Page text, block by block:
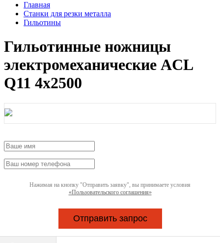
Главная
Станки для резки металла
Гильотины
Гильотинные ножницы
электромеханические ACL
Q11 4x2500
Нажимая на кнопку "Отправить заявку", вы принимаете условия
«Пользовательского соглашения»
Отправить запрос